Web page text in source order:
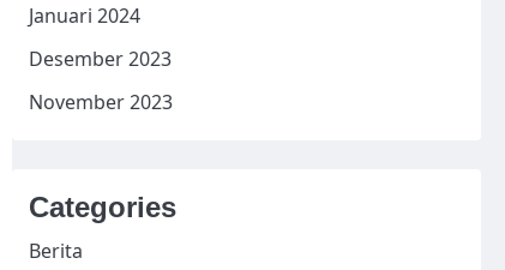
Januari 2024
Desember 2023
November 2023
Categories
Berita